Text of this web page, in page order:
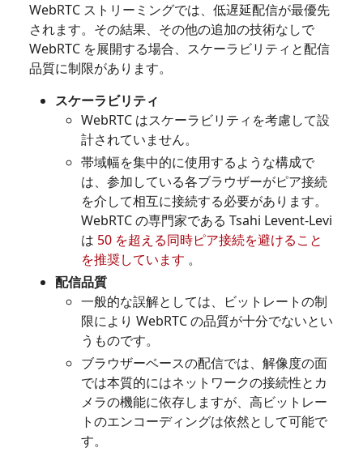
WebRTC ストリーミングでは、低遅延配信が最優先
されます。その結果、その他の追加の技術なしで
WebRTC を展開する場合、スケーラビリティと配信
品質に制限があります。
スケーラビリティ
WebRTC はスケーラビリティを考慮して設
計されていません。
帯域幅を集中的に使用するような構成で
は、参加している各ブラウザーがピア接続
を介して相互に接続する必要があります。
WebRTC の専門家である Tsahi Levent-Levi
は 50 を超える同時ピア接続を避けること
を推奨しています 。
配信品質
一般的な誤解としては、ビットレートの制
限により WebRTC の品質が十分でないとい
うものです。
ブラウザーベースの配信では、解像度の面
では本質的にはネットワークの接続性とカ
メラの機能に依存しますが、高ビットレー
トのエンコーディングは依然として可能で
す。